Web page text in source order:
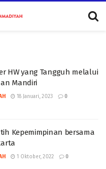
HW yang Tangguh melalui
Mandiri
18 Januari, 2023 0
Kepemimpinan bersama
1 Oktober, 2022 0